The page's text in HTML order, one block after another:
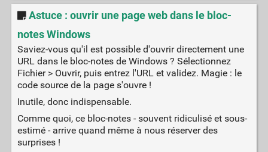
Astuce : ouvrir une page web dans le bloc-
notes Windows
Saviez-vous qu'il est possible d'ouvrir directement une
URL dans le bloc-notes de Windows ? Sélectionnez
Fichier > Ouvrir, puis entrez l'URL et validez. Magie : le
code source de la page s'ouvre !
Inutile, donc indispensable.
Comme quoi, ce bloc-notes - souvent ridiculisé et sous-
estimé - arrive quand même à nous réserver des
surprises !